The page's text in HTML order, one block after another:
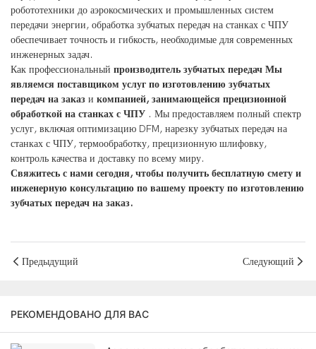
робототехники до аэрокосмических и промышленных систем
передачи энергии, обработка зубчатых передач на станках с ЧПУ
обеспечивает точность и гибкость, необходимые для современных
инженерных задач.
Как профессиональный производитель зубчатых передач Мы
являемся поставщиком услуг по изготовлению зубчатых
передач на заказ и компанией, занимающейся прецизионной
обработкой на станках с ЧПУ . Мы предоставляем полный спектр
услуг, включая оптимизацию DFM, нарезку зубчатых передач на
станках с ЧПУ, термообработку, прецизионную шлифовку,
контроль качества и доставку по всему миру.
Свяжитесь с нами сегодня, чтобы получить бесплатную смету и
инженерную консультацию по вашему проекту по изготовлению
зубчатых передач на заказ.
Предыдущий Следующий
РЕКОМЕНДОВАНО ДЛЯ ВАС